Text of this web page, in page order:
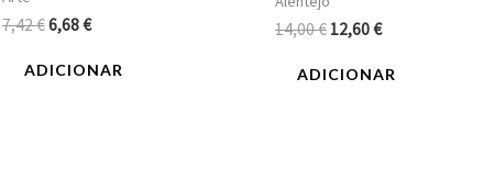
7,42€6,68€
ADICIONAR
14,00€ 12,60€
ADICIONAR